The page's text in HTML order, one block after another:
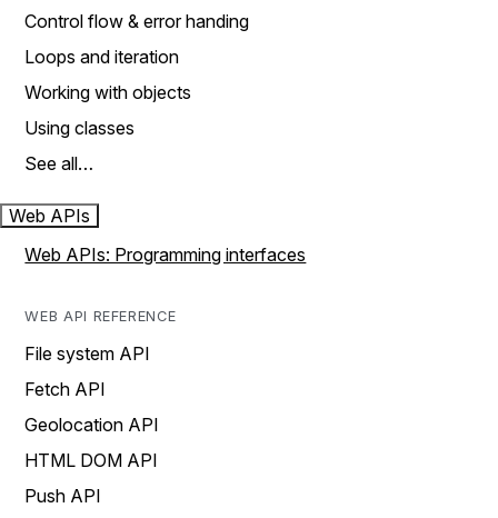
Control flow & error handing
Loops and iteration
Working with objects
Using classes
See all…
Web APIs
Web APIs: Programming interfaces
WEB API REFERENCE
File system API
Fetch API
Geolocation API
HTML DOM API
Push API